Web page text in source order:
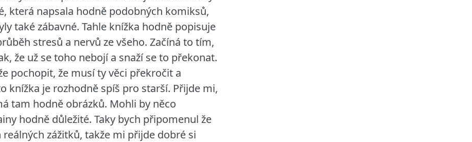
která napsala hodně podobných komiksů,
také zábavné. Tahle knížka hodně popisuje
stresů a nervů ze všeho. Začíná to tím,
že už se toho nebojí a snaží se to překonat.
pochopit, že musí ty věci překročit a
knížka je rozhodně spíš pro starší. Přijde mi,
tam hodně obrázků. Mohli by něco
hodně důležité. Taky bych připomenul že
zážitků, takže mi přijde dobré si